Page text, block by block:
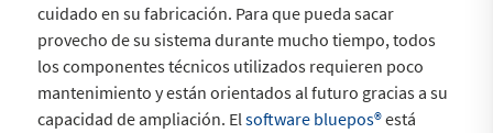
cuidado en su fabricación. Para que pueda sacar
provecho de su sistema durante mucho tiempo, todos
los componentes técnicos utilizados requieren poco
mantenimiento y están orientados al futuro gracias a su
capacidad de ampliación. Elsoftware bluepos®está